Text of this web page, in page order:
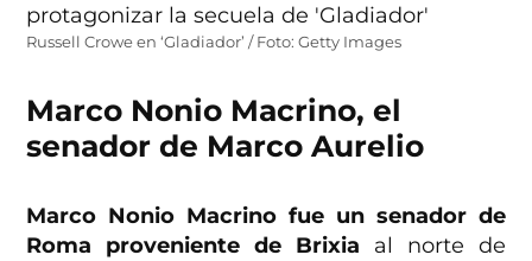
Russell Crowe en ‘Gladiador’ / Foto: Getty Images
Marco Nonio Macrino, el
senador de Marco Aurelio
Marco Nonio Macrino fue un senador de
Roma proveniente de Brixia al norte de